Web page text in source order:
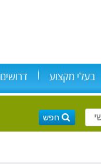
בעלי מקצוע דרושים